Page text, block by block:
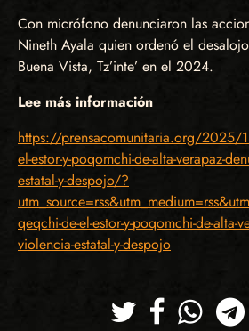
Con micrófono denunciaron las
Nineth Ayala quien ordenó el
Buena Vista, Tz’inte’ en el 2024.
Lee más información
https://prensacomunitaria.org/2025/
el-estor-y-poqomchi-de-alta-verapaz-
estatal-y-despojo/?
qeqchi-de-el-estor-y-poqomchi-de-alta-
violencia-estatal-y-despojo
TwitterFacebookWhatsapp